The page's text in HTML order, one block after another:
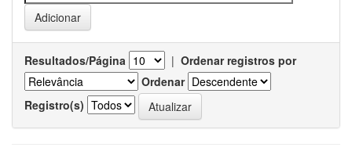
Resultados/Página | Ordenar registros por
Ordenar
Registro(s)